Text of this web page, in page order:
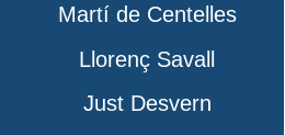
Martí de Centelles
Llorenç Savall
Just Desvern